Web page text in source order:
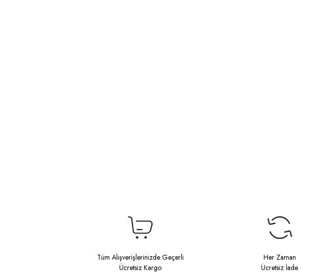
Tüm Alışverişlerinizde Geçerli
Ücretsiz Kargo
Her Zaman
Ücretsiz İade